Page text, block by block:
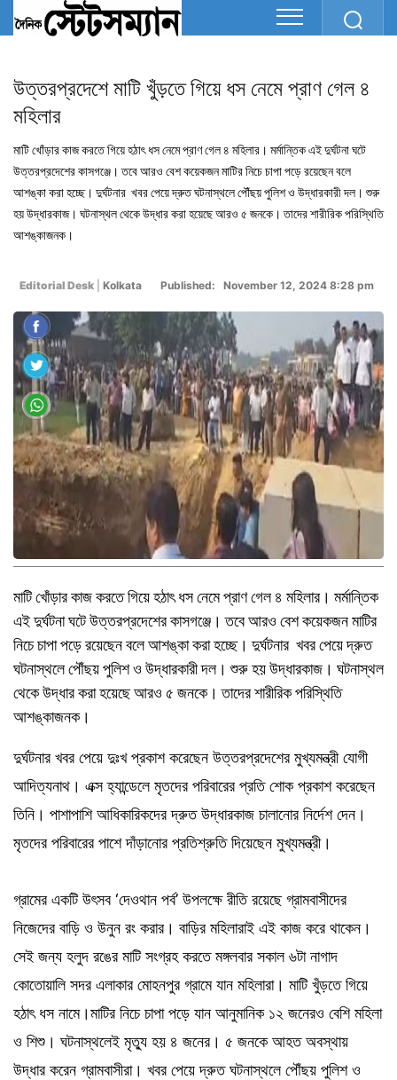
উত্তরপ্রদেশে মাটি খুঁড়তে গিয়ে ধস নেমে প্রাণ গেল ৪
মহিলার
মাটি খোঁড়ার কাজ করতে গিয়ে হঠাৎ ধস নেমে প্রাণ গেল ৪ মহিলার। মর্মান্তিক এই দুর্ঘটনা ঘটে
উত্তরপ্রদেশের কাসগঞ্জে। তবে আরও বেশ কয়েকজন মাটির নিচে চাপা পড়ে রয়েছেন বলে
আশঙ্কা করা হচ্ছে। দুর্ঘটনার খবর পেয়ে দ্রুত ঘটনাস্থলে পৌঁছয় পুলিশ ও উদ্ধারকারী দল। শুরু
হয় উদ্ধারকাজ। ঘটনাস্থল থেকে উদ্ধার করা হয়েছে আরও ৫ জনকে। তাদের শারীরিক পরিস্থিতি
আশঙ্কাজনক।
Editorial Desk Kolkata Published: November 12, 2024 8:28 pm
মাটি খোঁড়ার কাজ করতে গিয়ে হঠাৎ ধস নেমে প্রাণ গেল ৪ মহিলার। মর্মান্তিক
এই দুর্ঘটনা ঘটে উত্তরপ্রদেশের কাসগঞ্জে। তবে আরও বেশ কয়েকজন মাটির
নিচে চাপা পড়ে রয়েছেন বলে আশঙ্কা করা হচ্ছে। দুর্ঘটনার খবর পেয়ে দ্রুত
ঘটনাস্থলে পৌঁছয় পুলিশ ও উদ্ধারকারী দল। শুরু হয় উদ্ধারকাজ। ঘটনাস্থল
থেকে উদ্ধার করা হয়েছে আরও ৫ জনকে। তাদের শারীরিক পরিস্থিতি
আশঙ্কাজনক।
দুর্ঘটনার খবর পেয়ে দুঃখ প্রকাশ করেছেন উত্তরপ্রদেশের মুখ্যমন্ত্রী যোগী
আদিত্যনাথ। এক্স হ্যান্ডেলে মৃতদের পরিবারের প্রতি শোক প্রকাশ করেছেন
তিনি। পাশাপাশি আধিকারিকদের দ্রুত উদ্ধারকাজ চালানোর নির্দেশ দেন।
মৃতদের পরিবারের পাশে দাঁড়ানোর প্রতিশ্রুতি দিয়েছেন মুখ্যমন্ত্রী।
গ্রামের একটি উৎসব ‘দেওথান পর্ব’ উপলক্ষে রীতি রয়েছে গ্রামবাসীদের
নিজেদের বাড়ি ও উনুন রং করার। বাড়ির মহিলারাই এই কাজ করে থাকেন।
সেই জন্য হলুদ রঙের মাটি সংগ্রহ করতে মঙ্গলবার সকাল ৬টা নাগাদ
কোতোয়ালি সদর এলাকার মোহনপুর গ্রামে যান মহিলারা। মাটি খুঁড়তে গিয়ে
হঠাৎ ধস নামে।মাটির নিচে চাপা পড়ে যান আনুমানিক ১২ জনেরও বেশি মহিলা
ও শিশু। ঘটনাস্থলেই মৃত্যু হয় ৪ জনের। ৫ জনকে আহত অবস্থায়
উদ্ধার করেন গ্রামবাসীরা। খবর পেয়ে দ্রুত ঘটনাস্থলে পৌঁছয় পুলিশ ও